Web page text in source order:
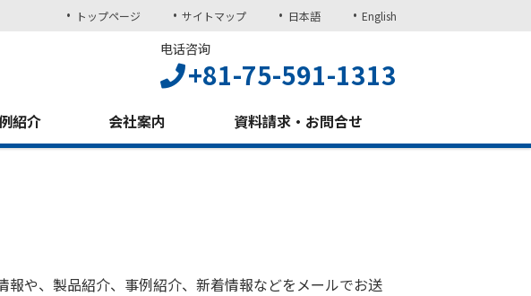
トップページ サイトマップ 日本語 English
电话咨询
+81-75-591-1313
紹介 会社案内 資料請求・お問合せ
や、製品紹介、事例紹介、新着情報などをメールでお送